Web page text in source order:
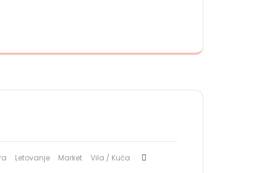
Letovanje Market
Vila / Kuća